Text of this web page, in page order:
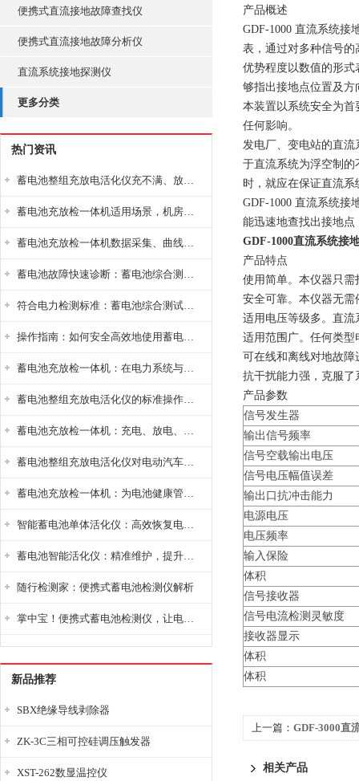
便携式直流接地故障查找仪
便携式直流接地故障分析仪
直流系统接地探测仪
更多分类
热门资讯
蓄电池整组充放电活化仪充不满、放不完怎么办？
蓄电池充放检一体机适用场景，机房基站变电站铅酸蓄电池维护检测应用
蓄电池充放检一体机数据采集、曲线分析与电池健康状态智能评估功能详解
蓄电池故障快速诊断：蓄电池综合测试仪判断落后电池的方法与标准
符合电力检测标准：蓄电池综合测试仪测试规范与精度校准方法详解
操作指南：如何安全高效地使用蓄电池智能活化仪？
蓄电池充放检一体机：在电力系统与储能设备中的创新应用，确保蓄电池性能与可靠性
蓄电池整组充放电活化仪的标准操作流程：从接线设置到充放电参数设定的安全规范
蓄电池充放检一体机：充电、放电、检测三功能集成设备
蓄电池整组充放电活化仪对电动汽车电池有帮助吗？
蓄电池充放检一体机：为电池健康管理提供一站式解决方案
智能蓄电池单体活化仪：高效恢复电池性能，延长蓄电池使用寿命
蓄电池智能活化仪：精准维护，提升电池健康状态
随行检测家：便携式蓄电池检测仪解析
掌中宝！便携式蓄电池检测仪，让电池检测变得简单又快捷！
新品推荐
SBX绝缘导线剥除器
ZK-3C三相可控硅调压触发器
XST-262数显温控仪
产品概述
GDF-1000 直流系统接
表，通过对多种信号
优势程度以数值的形
够指出接地点位置及方
本装置以系统安全为
任何影响。
发电厂、变电站的直
于直流系统为浮空制
时，就应在保证直流
GDF-1000 直流系统接
能迅速地查找出接地点
GDF-1000直流系统接
产品特点
使用简单。本仪器只
安全可靠。本仪器无
适用电压等级多。直流
适用范围广。任何类
可在线和离线对地故
抗干扰能力强，克服
产品参数
信号发生器
输出信号频率
信号空载输出电压
信号电压幅值误差
输出口抗冲击能力
电源电压
电压频率
输入保险
体积
信号接收器
信号电流检测灵敏度
接收器显示
体积
体积
上一篇： GDF-3000直
相关产品